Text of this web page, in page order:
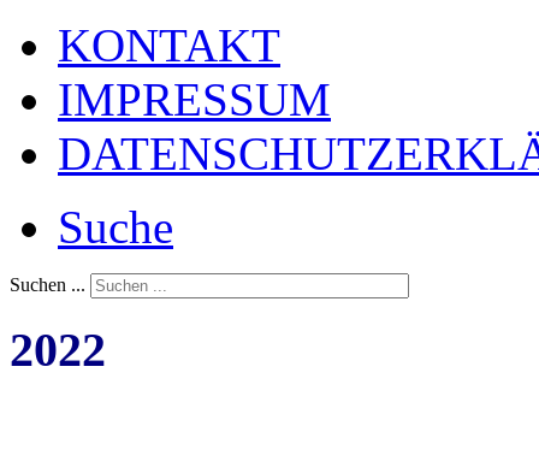
KONTAKT
IMPRESSUM
Suche
Suchen ...
2022